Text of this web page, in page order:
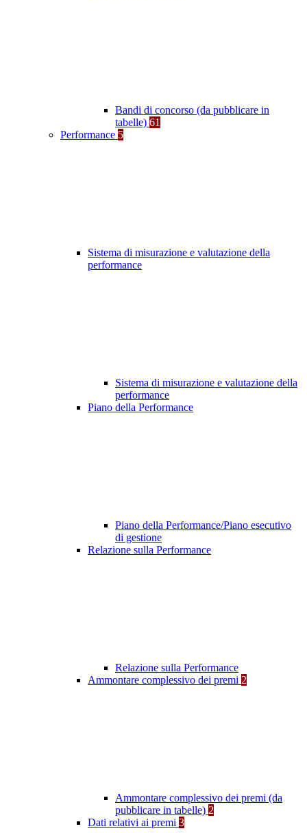
Bandi di concorso (da pubblicare in
tabelle) 61
Performance 5
Sistema di misurazione e valutazione della
performance
Sistema di misurazione e valutazione della
performance
Piano della Performance
Piano della Performance/Piano esecutivo
di gestione
Relazione sulla Performance
Relazione sulla Performance
Ammontare complessivo dei premi 2
Ammontare complessivo dei premi (da
pubblicare in tabelle) 2
Dati relativi ai premi 3